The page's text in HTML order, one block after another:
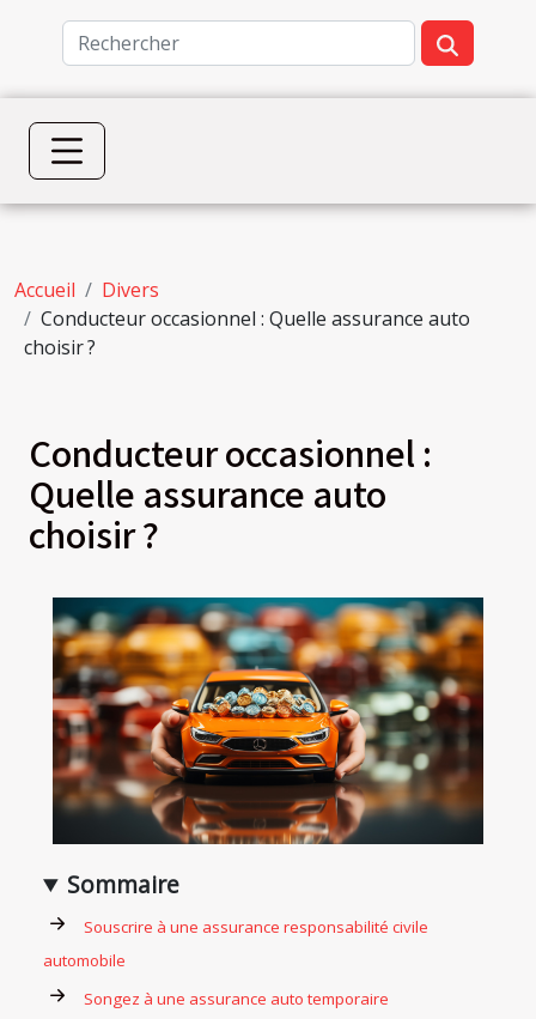
Accueil
Divers
Conducteur occasionnel : Quelle assurance auto
choisir ?
Conducteur occasionnel :
Quelle assurance auto
choisir ?
Sommaire
Souscrire à une assurance responsabilité civile
automobile
Songez à une assurance auto temporaire